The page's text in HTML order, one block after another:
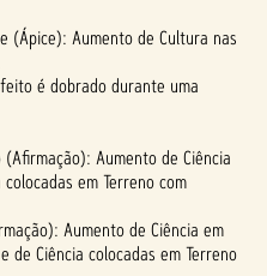
(Ápice): Aumento de Cultura nas
é dobrado durante uma
(Afirmação): Aumento de Ciência
em Terreno com
Aumento de Ciência em
de Ciência colocadas em Terreno